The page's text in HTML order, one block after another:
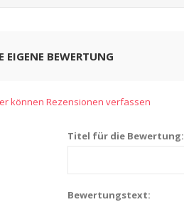
EIGENE BEWERTUNG
können Rezensionen verfassen
Titel für die Bewertung:
Bewertungstext: